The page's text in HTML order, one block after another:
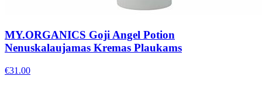
MY.ORGANICS Goji Angel Potion
Nenuskalaujamas Kremas Plaukams
€31.00